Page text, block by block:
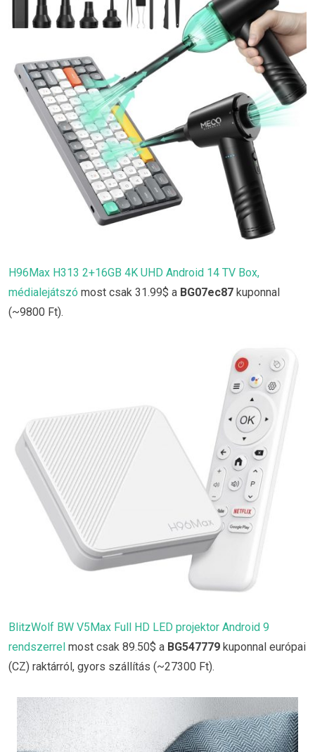
H96Max H313 2+16GB 4K UHD Android 14 TV Box,
médialejátszó most csak 31.99$ a BG07ec87 kuponnal
(~9800 Ft).
BlitzWolf BW V5Max Full HD LED projektor Android 9
rendszerrel most csak 89.50$ a BG547779 kuponnal európai
(CZ) raktárról, gyors szállítás (~27300 Ft).